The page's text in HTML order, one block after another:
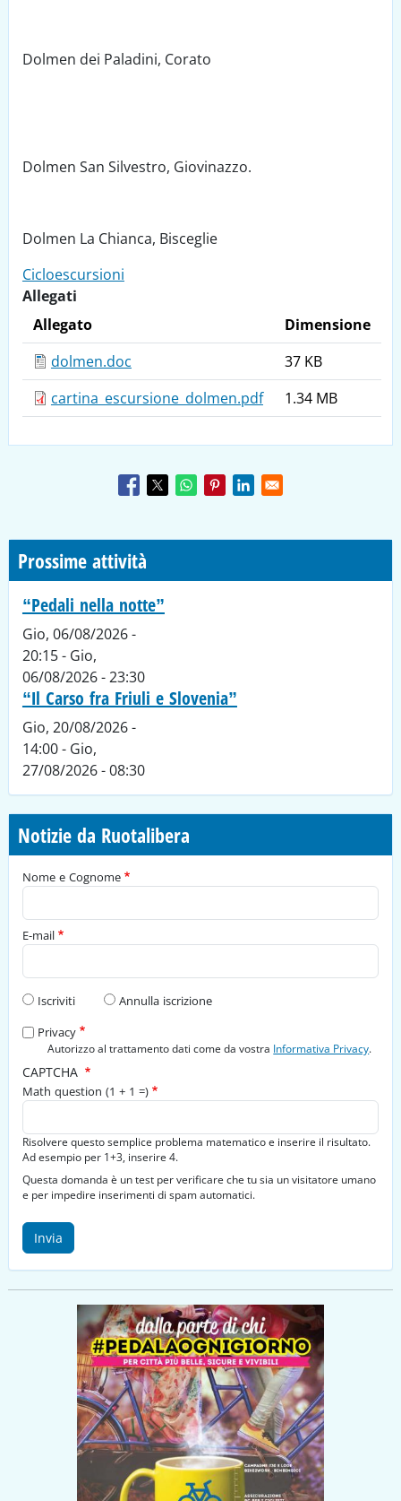
Dolmen dei Paladini, Corato
Dolmen San Silvestro, Giovinazzo.
Dolmen La Chianca, Bisceglie
Cicloescursioni
Allegati
Allegato
Dimensione
dolmen.doc
37 KB
cartina_escursione_dolmen.pdf
1.34 MB
Prossime attività
“Pedali nella notte”
Gio, 06/08/2026 -
20:15- Gio,
06/08/2026 - 23:30
“Il Carso fra Friuli e Slovenia”
Gio, 20/08/2026 -
14:00- Gio,
27/08/2026 - 08:30
Notizie da Ruotalibera
Nome e Cognome
E-mail
Tipo di richiesta
Iscriviti
Annulla iscrizione
Privacy
Autorizzo al trattamento dati come da vostra Informativa Privacy.
CAPTCHA
Math question (1 + 1 =)
Risolvere questo semplice problema matematico e inserire il risultato.
Ad esempio per 1+3, inserire 4.
Questa domanda è un test per verificare che tu sia un visitatore umano
e per impedire inserimenti di spam automatici.